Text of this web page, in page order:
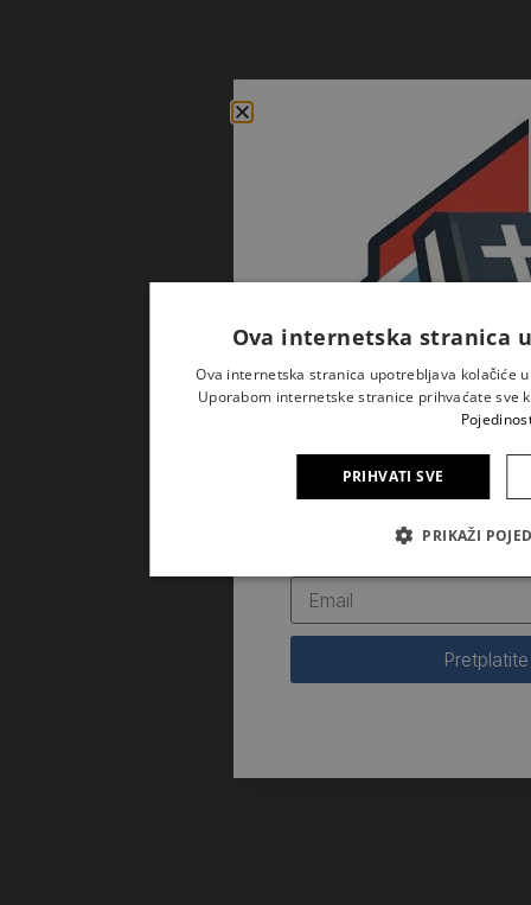
Ova internetska stranica
Ova internetska stranica upotrebljava kolačiće
Uporabom internetske stranice prihvaćate sve
PRIHVATI SVE
PRIKAŽI
novosti iz Kršćanske